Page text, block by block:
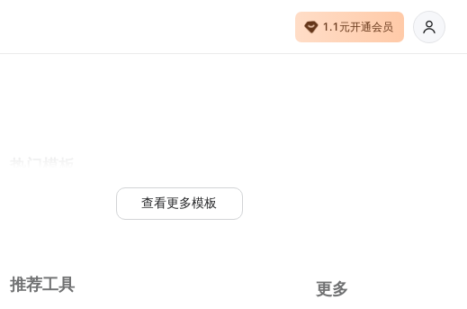
1.1元开通会员
查看更多模板
推荐工具 更多